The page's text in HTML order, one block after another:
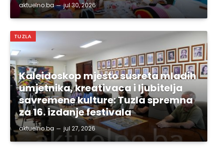
aktuelno.ba jul 30, 2026
TUZLA
Kaleidoskop mjesto susreta mladih
umjetnika, kreativaca i ljubitelja
savremene kulture: Tuzla spremna
za 16. izdanje festivala
aktuelno.ba jul 27, 2026